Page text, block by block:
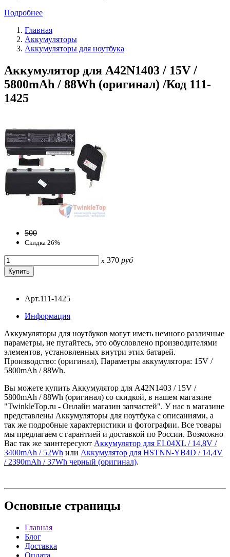
Подробнее
Главная
Аккумуляторы
Аккумуляторы для ноутбука
Аккумулятор для A42N1403 / 15V /
5800mAh / 88Wh (оригинал) /Код 111-
1425
500
Скидка 26%
x 370 руб
Арт.111-1425
Информация
Аккумуляторы для ноутбуков могут иметь немного различные
параметры, не пугайтесь, это обусловлено производителями
элементов, установленных внутри этих батарей.
Производство: (оригинал), Параметры аккумулятора: 15V /
5800mAh / 88Wh.
Вы можете купить Аккумулятор для A42N1403 / 15V /
5800mAh / 88Wh (оригинал) со скидкой, в нашем магазине
"TwinkleTop.ru - Онлайн магазин запчастей". У нас в магазине
представлены Аккумуляторы для ноутбука с описаниями, а
так же подробные характеристики и фотографии. Все товары
мы предлагаем с гарантией и доставкой по России. Возможно
Вас так же заинтересуют Аккумулятор для EL04XL / 14,8V /
3400mAh / 52Wh или Аккумулятор для HSTNN-YB4D / 14,4V
/ 2390mAh / 37Wh черный (оригинал).
Основные страницы
Главная
Блог
Доставка